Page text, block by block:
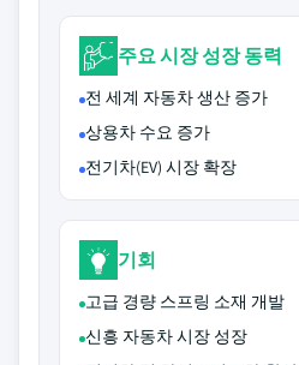
주요 시장 성장 동력
전 세계 자동차 생산 증가
상용차 수요 증가
전기차(EV) 시장 확장
기회
고급 경량 스프링 소재 개발
신흥 자동차 시장 성장